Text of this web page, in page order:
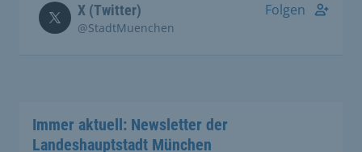
X (Twitter)
@StadtMuenchen
Folgen
Immer aktuell: Newsletter der
Landeshauptstadt München